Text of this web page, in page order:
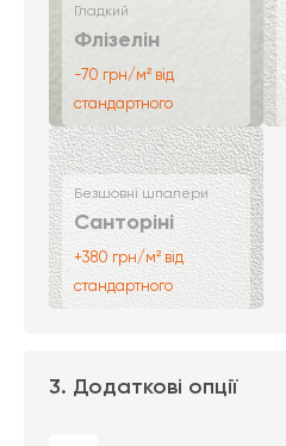
Гладкий
Флізелін
-70 грн/м² від
стандартного
Безшовні шпалери
Санторіні
+380 грн/м² від
стандартного
3. Додаткові опції